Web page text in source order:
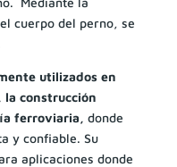
cuerpo del perno, se
utilizados en
construcción
ferroviaria, donde
y confiable. Su
aplicaciones donde